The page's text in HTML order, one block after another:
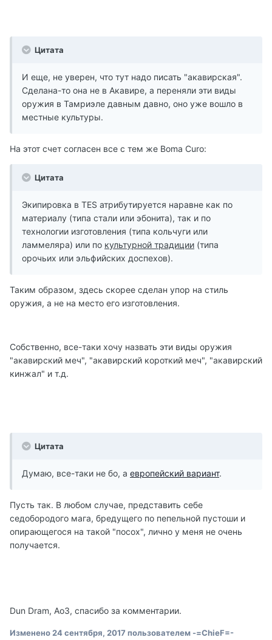
Цитата
И еще, не уверен, что тут надо писать "акавирская".
Сделана-то она не в Акавире, а переняли эти виды
оружия в Тамриэле давным давно, оно уже вошло в
местные культуры.
На этот счет согласен все с тем же Boma Curo:
Цитата
Экипировка в TES атрибутируется наравне как по
материалу (типа стали или эбонита), так и по
технологии изготовления (типа кольчуги или
ламмеляра) или по культурной традиции (типа
орочьих или эльфийских доспехов).
Таким образом, здесь скорее сделан упор на стиль
оружия, а не на место его изготовления.
Собственно, все-таки хочу назвать эти виды оружия
"акавирский меч", "акавирский короткий меч", "акавирский
кинжал" и т.д.
Цитата
Думаю, все-таки не бо, а европейский вариант.
Пусть так. В любом случае, представить себе
седобородого мага, бредущего по пепельной пустоши и
опирающегося на такой "посох", лично у меня не очень
получается.
Dun Dram, АоЗ, спасибо за комментарии.
Изменено 24 сентября, 2017 пользователем -=ChieF=-